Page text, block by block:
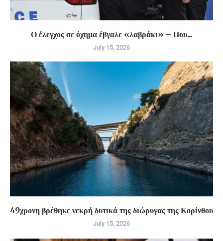
Ο έλεγχος σε όχημα έβγαλε «λαβράκι» – Που...
July 15, 2026
49χρονη βρέθηκε νεκρή δυτικά της διώρυγας της Κορίνθου
July 15, 2026